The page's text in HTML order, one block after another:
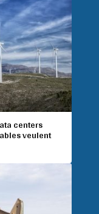
centers
veulent